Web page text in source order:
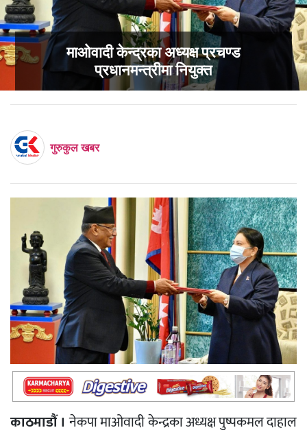
माओवादी केन्द्रका अध्यक्ष प्रचण्ड
प्रधानमन्त्रीमा नियुक्त
गुरुकुल खबर
काठमाडौं ।नेकपा माओवादी केन्द्रका अध्यक्ष पुष्पकमल दाहाल